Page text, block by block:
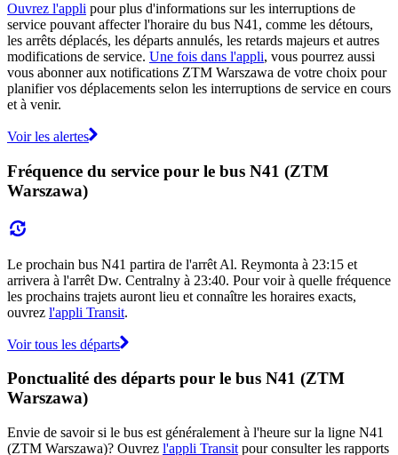
Ouvrez l'appli pour plus d'informations sur les interruptions de
service pouvant affecter l'horaire du bus N41, comme les détours,
les arrêts déplacés, les départs annulés, les retards majeurs et autres
modifications de service. Une fois dans l'appli, vous pourrez aussi
vous abonner aux notifications ZTM Warszawa de votre choix pour
planifier vos déplacements selon les interruptions de service en cours
et à venir.
Voir les alertes
Fréquence du service pour le bus N41 (ZTM
Warszawa)
Le prochain bus N41 partira de l'arrêt Al. Reymonta à 23:15 et
arrivera à l'arrêt Dw. Centralny à 23:40. Pour voir à quelle fréquence
les prochains trajets auront lieu et connaître les horaires exacts,
ouvrez l'appli Transit.
Voir tous les départs
Ponctualité des départs pour le bus N41 (ZTM
Warszawa)
Envie de savoir si le bus est généralement à l'heure sur la ligne N41
(ZTM Warszawa)? Ouvrez l'appli Transit pour consulter les rapports